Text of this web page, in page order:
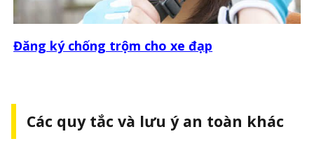
Đăng ký chống trộm cho xe đạp
Các quy tắc và lưu ý an toàn khác